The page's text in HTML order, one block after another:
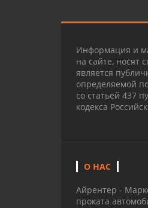
Информация и
на сайте, носят
является
определяемой
со статьей 437
кодекса
О НАС
Айрентер -
проката